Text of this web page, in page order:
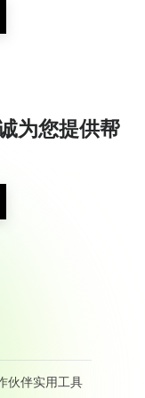
为您提供帮
伙伴实用工具